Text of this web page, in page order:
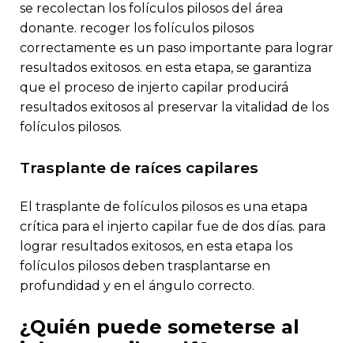
se recolectan los folículos pilosos del área
donante. recoger los folículos pilosos
correctamente es un paso importante para lograr
resultados exitosos. en esta etapa, se garantiza
que el proceso de injerto capilar producirá
resultados exitosos al preservar la vitalidad de los
folículos pilosos.
trasplante de raíces capilares
el trasplante de folículos pilosos es una etapa
crítica para el injerto capilar fue de dos días. para
lograr resultados exitosos, en esta etapa los
folículos pilosos deben trasplantarse en
profundidad y en el ángulo correcto.
¿quién puede someterse al